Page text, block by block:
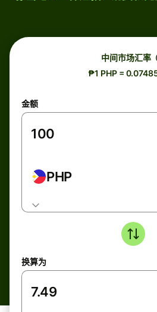
中间市场汇率
₱1 PHP =
金额
PHP
换算为